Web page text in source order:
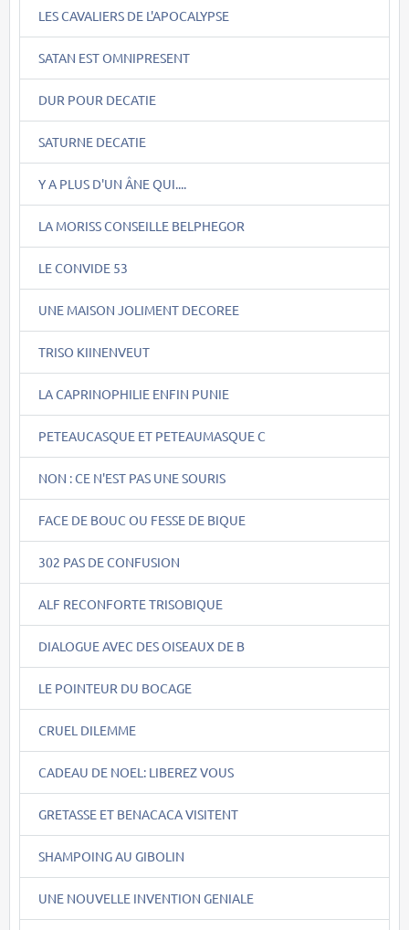
LES CAVALIERS DE L'APOCALYPSE
SATAN EST OMNIPRESENT
DUR POUR DECATIE
SATURNE DECATIE
Y A PLUS D'UN ÂNE QUI....
LA MORISS CONSEILLE BELPHEGOR
LE CONVIDE 53
UNE MAISON JOLIMENT DECOREE
TRISO KIINENVEUT
LA CAPRINOPHILIE ENFIN PUNIE
PETEAUCASQUE ET PETEAUMASQUE C
NON : CE N'EST PAS UNE SOURIS
FACE DE BOUC OU FESSE DE BIQUE
302 PAS DE CONFUSION
ALF RECONFORTE TRISOBIQUE
DIALOGUE AVEC DES OISEAUX DE B
LE POINTEUR DU BOCAGE
CRUEL DILEMME
CADEAU DE NOEL: LIBEREZ VOUS
GRETASSE ET BENACACA VISITENT
SHAMPOING AU GIBOLIN
UNE NOUVELLE INVENTION GENIALE